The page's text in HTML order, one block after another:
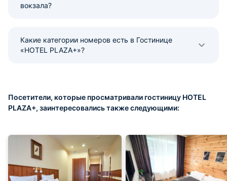
вокзала?
Какие категории номеров есть в Гостинице
«HOTEL PLAZA+»?
Посетители, которые просматривали гостиницу HOTEL
PLAZA+, заинтересовались также следующими: